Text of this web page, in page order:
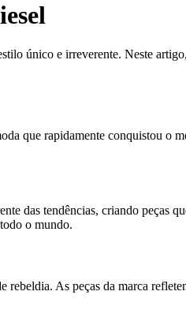
único e irreverente. Neste
que rapidamente conquistou o
das tendências, criando peças
o mundo.
As peças da marca